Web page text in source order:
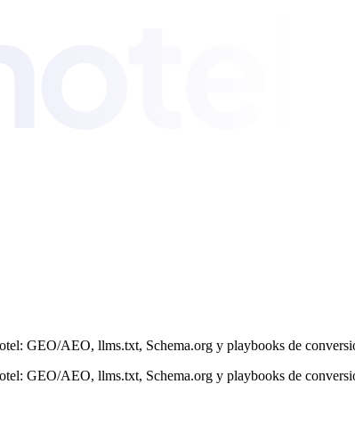
GEO/AEO, llms.txt, Schema.org y playbooks de
GEO/AEO, llms.txt, Schema.org y playbooks de